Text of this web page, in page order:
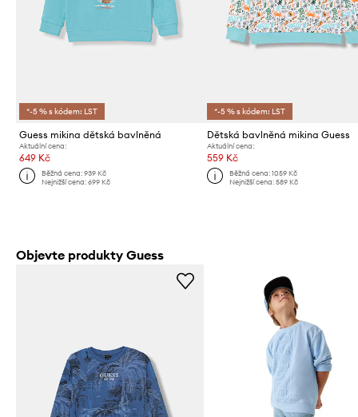
*-5 % s kódem: LST
Guess mikina dětská bavlněná
Aktuální cena:
649 Kč
Běžná cena:939 Kč
Nejnižší cena:699 Kč
*-5 % s kódem: LST
Dětská bavlněná mikina Guess
Aktuální cena:
559 Kč
Běžná cena: 1059 Kč
Nejnižší cena: 589 Kč
Objevte produkty Guess